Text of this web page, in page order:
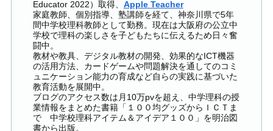
Educator 2022）取得、 Apple Teacher
家庭教師、個別指導、塾講師を経て、神奈川県で5年
間中学校理科教師として勤務。現在は大阪府の公立中
学校で理科の楽しさを子どもたちに伝えるため日々奮
闘中。
教材や教具、デジタル教材の開発、効果的なICT機器
の活用方法、カードゲームや問題解決を通してのコミ
ュニケーション能力の育成など自らの実践に基づいた
教育活動を展開中。
ブログのアクセス数は月10万pvを超え、中学理科の授
業情報をまとめた書籍「１００均グッズからＩＣＴま
で 中学校理科アイテム＆アイデア１００」を明治図
書から出版。